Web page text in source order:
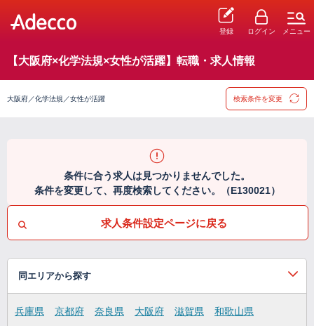
登録 ログイン メニュー
【大阪府×化学法規×女性が活躍】転職・求人情報
大阪府／化学法規／女性が活躍 検索条件を変更
条件に合う求人は見つかりませんでした。
条件を変更して、再度検索してください。（E130021）
求人条件設定ページに戻る
同エリアから探す
兵庫県 京都府 奈良県 大阪府 滋賀県 和歌山県